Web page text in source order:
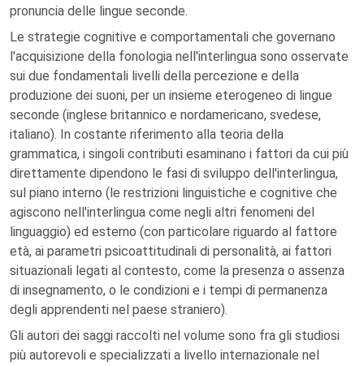
pronuncia delle lingue seconde.
Le strategie cognitive e comportamentali che governano
l'acquisizione della fonologia nell'interlingua sono osservate
sui due fondamentali livelli della percezione e della
produzione dei suoni, per un insieme eterogeneo di lingue
seconde (inglese britannico e nordamericano, svedese,
italiano). In costante riferimento alla teoria della
grammatica, i singoli contributi esaminano i fattori da cui più
direttamente dipendono le fasi di sviluppo dell'interlingua,
sul piano interno (le restrizioni linguistiche e cognitive che
agiscono nell'interlingua come negli altri fenomeni del
linguaggio) ed esterno (con particolare riguardo al fattore
età, ai parametri psicoattitudinali di personalità, ai fattori
situazionali legati al contesto, come la presenza o assenza
di insegnamento, o le condizioni e i tempi di permanenza
degli apprendenti nel paese straniero).
Gli autori dei saggi raccolti nel volume sono fra gli studiosi
più autorevoli e specializzati a livello internazionale nel